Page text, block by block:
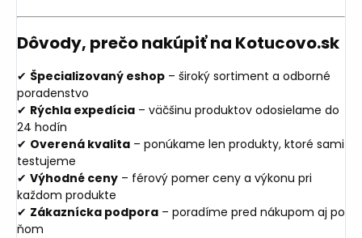
Dôvody, prečo nakúpiť na Kotucovo.sk
✔ Špecializovaný eshop – široký sortiment a odborné
poradenstvo
✔ Rýchla expedícia – väčšinu produktov odosielame do
24 hodín
✔ Overená kvalita – ponúkame len produkty, ktoré sami
testujeme
✔ Výhodné ceny – férový pomer ceny a výkonu pri
každom produkte
✔ Zákaznícka podpora – poradíme pred nákupom aj po
ňom